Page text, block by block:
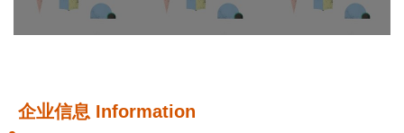
企业信息 Information